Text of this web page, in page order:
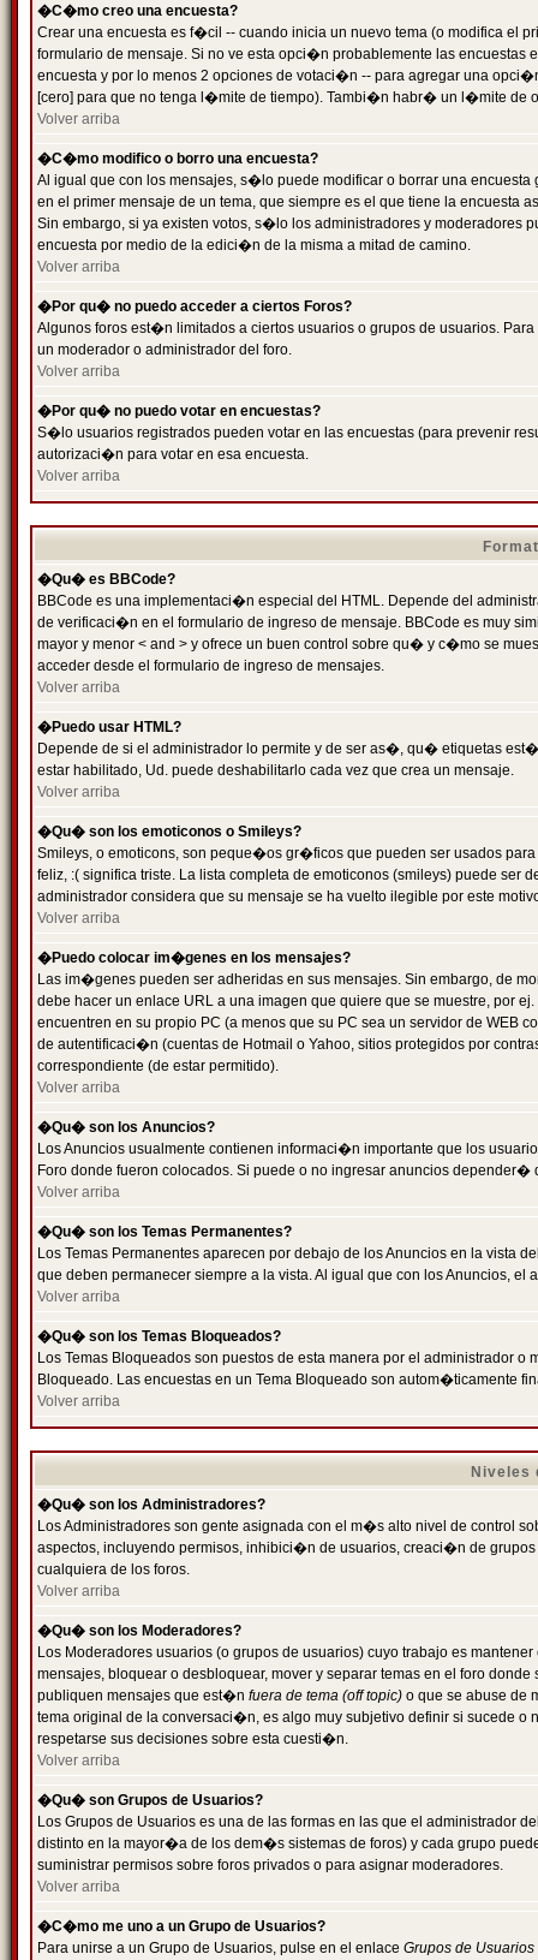
�C�mo creo una encuesta?
Crear una encuesta es f�cil -- cuando inicia un nuevo tema (o modifica el
formulario de mensaje. Si no ve esta opci�n probablemente las
encuesta y por lo menos 2 opciones de votaci�n -- para agregar una
[cero] para que no tenga l�mite de tiempo). Tambi�n habr� un l�mite de
Volver arriba
�C�mo modifico o borro una encuesta?
Al igual que con los mensajes, s�lo puede modificar o borrar una
en el primer mensaje de un tema, que siempre es el que tiene la encuesta
Sin embargo, si ya existen votos, s�lo los administradores y moderadores
encuesta por medio de la edici�n de la misma a mitad de camino.
Volver arriba
�Por qu� no puedo acceder a ciertos Foros?
Algunos foros est�n limitados a ciertos usuarios o grupos de usuarios.
un moderador o administrador del foro.
Volver arriba
�Por qu� no puedo votar en encuestas?
S�lo usuarios registrados pueden votar en las encuestas (para prevenir
autorizaci�n para votar en esa encuesta.
Volver arriba
�Qu� es BBCode?
BBCode es una implementaci�n especial del HTML. Depende del
de verificaci�n en el formulario de ingreso de mensaje. BBCode es muy
mayor y menor < and > y ofrece un buen control sobre qu� y c�mo se
acceder desde el formulario de ingreso de mensajes.
Volver arriba
�Puedo usar HTML?
Depende de si el administrador lo permite y de ser as�, qu� etiquetas
estar habilitado, Ud. puede deshabilitarlo cada vez que crea un mensaje.
Volver arriba
�Qu� son los emoticonos o Smileys?
Smileys, o emoticons, son peque�os gr�ficos que pueden ser usados
feliz, :( significa triste. La lista completa de emoticonos (smileys) puede
administrador considera que su mensaje se ha vuelto ilegible por este
Volver arriba
�Puedo colocar im�genes en los mensajes?
Las im�genes pueden ser adheridas en sus mensajes. Sin embargo, de
debe hacer un enlace URL a una imagen que quiere que se muestre, por
encuentren en su propio PC (a menos que su PC sea un servidor de
de autentificaci�n (cuentas de Hotmail o Yahoo, sitios protegidos por
correspondiente (de estar permitido).
Volver arriba
�Qu� son los Anuncios?
Los Anuncios usualmente contienen informaci�n importante que los
Foro donde fueron colocados. Si puede o no ingresar anuncios
Volver arriba
�Qu� son los Temas Permanentes?
Los Temas Permanentes aparecen por debajo de los Anuncios en la
que deben permanecer siempre a la vista. Al igual que con los Anuncios,
Volver arriba
�Qu� son los Temas Bloqueados?
Los Temas Bloqueados son puestos de esta manera por el administrador
Bloqueado. Las encuestas en un Tema Bloqueado son autom�ticamente
Volver arriba
Niveles
�Qu� son los Administradores?
Los Administradores son gente asignada con el m�s alto nivel de control
aspectos, incluyendo permisos, inhibici�n de usuarios, creaci�n de
cualquiera de los foros.
Volver arriba
�Qu� son los Moderadores?
Los Moderadores usuarios (o grupos de usuarios) cuyo trabajo es
mensajes, bloquear o desbloquear, mover y separar temas en el foro
publiquen mensajes que est�n fuera de tema (off topic) o que se abuse de
tema original de la conversaci�n, es algo muy subjetivo definir si sucede
respetarse sus decisiones sobre esta cuesti�n.
Volver arriba
�Qu� son Grupos de Usuarios?
Los Grupos de Usuarios es una de las formas en las que el administrador
distinto en la mayor�a de los dem�s sistemas de foros) y cada grupo
suministrar permisos sobre foros privados o para asignar moderadores.
Volver arriba
�C�mo me uno a un Grupo de Usuarios?
Para unirse a un Grupo de Usuarios, pulse en el enlace Grupos de Usuarios